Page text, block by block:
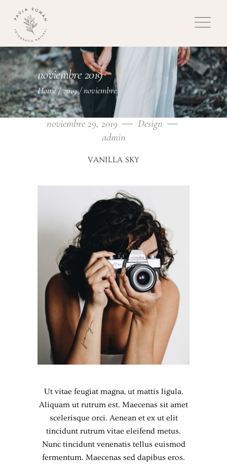
noviembre 2019
Home/2019/noviembre
noviembre 29, 2019
Design
admin
VANILLA SKY
Ut vitae feugiat magna, ut mattis ligula.
Aliquam ut rutrum est. Maecenas sit amet
scelerisque orci. Aenean et ex ut elit
tincidunt rutrum vitae eleifend metus.
Nunc tincidunt venenatis tellus euismod
fermentum. Maecenas sed dapibus eros.